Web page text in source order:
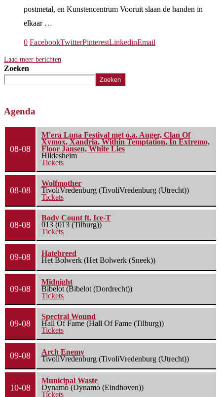
postmetal, en Kunstencentrum Vooruit slaan de handen in
elkaar …
0 FacebookTwitterPinterestLinkedinEmail
Laad meer berichten
Zoeken
Zoeken
Agenda
08-08
M'era Luna Festival met o.a. Auger, Clan Of
Xymox, Xandria, Within Temptation, In Extremo,
Floor Jansen, White Lies
Hildesheim
Tickets
08-08
Wolfmother
TivoliVredenburg (TivoliVredenburg (Utrecht))
Tickets
08-08
Body Count ft. Ice-T
013 (013 (Tilburg))
Tickets
09-08
Hatebreed
Het Bolwerk (Het Bolwerk (Sneek))
09-08
Midnight
Bibelot (Bibelot (Dordrecht))
Tickets
09-08
Spectral Wound
Hall Of Fame (Hall Of Fame (Tilburg))
Tickets
09-08
Arch Enemy
TivoliVredenburg (TivoliVredenburg (Utrecht))
10-08
Municipal Waste
Dynamo (Dynamo (Eindhoven))
Tickets